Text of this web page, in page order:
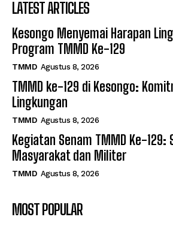
LATEST ARTICLES
Kesongo Menyemai Harapan
Program TMMD Ke-129
TMMD Agustus 8, 2026
TMMD ke-129 di Kesongo:
Lingkungan
TMMD Agustus 8, 2026
Kegiatan Senam TMMD Ke-129:
Masyarakat dan Militer
TMMD Agustus 8, 2026
MOST POPULAR